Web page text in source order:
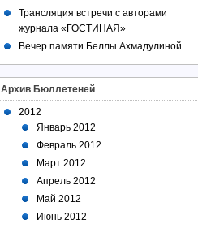
Трансляция встречи с авторами
журнала «ГОСТИНАЯ»
Вечер памяти Беллы Ахмадулиной
Архив Бюллетеней
2012
Январь 2012
Февраль 2012
Март 2012
Апрель 2012
Май 2012
Июнь 2012